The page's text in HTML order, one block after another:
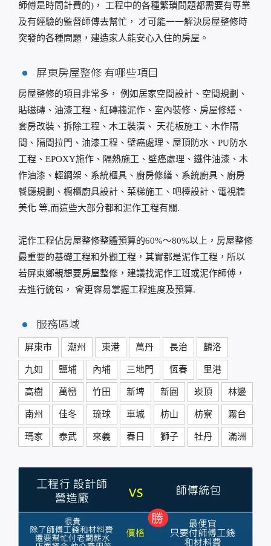
師傅是時間計費的)， 工程中的各種繁瑣問題都需要有專業
及有經驗的監督師傅去幫忙， 才可能一一解決房屋整修時
突發的各種問題，建造家人能安心入住的房屋。
屏東房屋整修 有哪些項目
房屋整修的項目非常多， 例如居家空間設計、空間規劃、
貼磁磚、油漆工程、紅磚牆泥作、室內裝修、房屋修繕、
套房改裝、拆除工程、木工裝潢、 天花板施工、木作隔
間、隔間拉門、油漆工程、壁癌處理、屋頂防水、PU防水
工程、EPOXY施作、隔熱施工、壁癌處理、鐵件油漆、木
作油漆、輕鋼架、系統櫃具、廚房修繕、系統廚具、廚房
餐廳規劃、櫥櫃廚具設計、菜梯施工、吧檯設計、電視牆
美化 等,而這些大部分都和泥作工程有關.
泥作工程佔房屋整修整體預算的60%～80%以上，房屋整修
最重要的基礎工程和外觀工程，其實都是泥作工程，所以
若屏東鄉親想要房屋整修，建議找泥作工班或泥作師傅，
去進行統包， 會更容易掌握工程進度及預算.
服務區域
屏東市 潮州 東港 萬丹 長治 麟洛
九如 鹽埔 內埔 三地門 恆春 里港
高樹 萬巒 竹田 新埤 新園 崁頂 林邊
南州 佳冬 琉球 車城 枋山 枋寮 霧台
瑪家 泰武 來義 春日 獅子 牡丹 滿洲